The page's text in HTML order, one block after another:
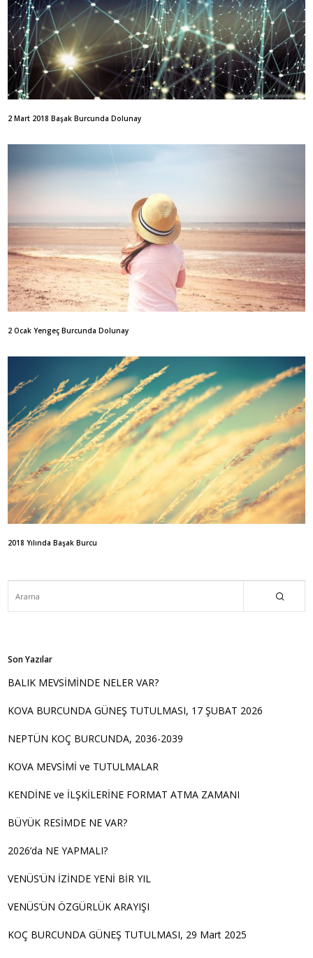
2 Mart 2018 Başak Burcunda Dolunay
2 Ocak Yengeç Burcunda Dolunay
2018 Yılında Başak Burcu
Son Yazılar
BALIK MEVSİMİNDE NELER VAR?
KOVA BURCUNDA GÜNEŞ TUTULMASI, 17 ŞUBAT 2026
NEPTÜN KOÇ BURCUNDA, 2036-2039
KOVA MEVSİMİ ve TUTULMALAR
KENDİNE ve İLŞKİLERİNE FORMAT ATMA ZAMANI
BÜYÜK RESİMDE NE VAR?
2026’da NE YAPMALI?
VENÜS’ÜN İZİNDE YENİ BİR YIL
VENÜS’ÜN ÖZGÜRLÜK ARAYIŞI
KOÇ BURCUNDA GÜNEŞ TUTULMASI, 29 Mart 2025